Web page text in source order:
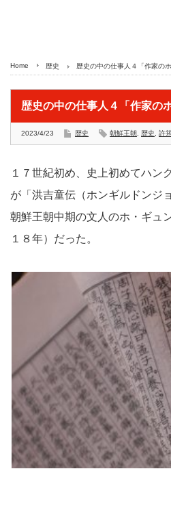
Home 歴史 歴史の中の仕事人４「作家の
歴史の中の仕事人４「作家の
2023/4/23 歴史 朝鮮王朝 歴史 許
１７世紀初め、史上初めてハン
が「洪吉童伝（ホンギルドンジ
朝鮮王朝中期の文人のホ・ギュ
１８年）だった。